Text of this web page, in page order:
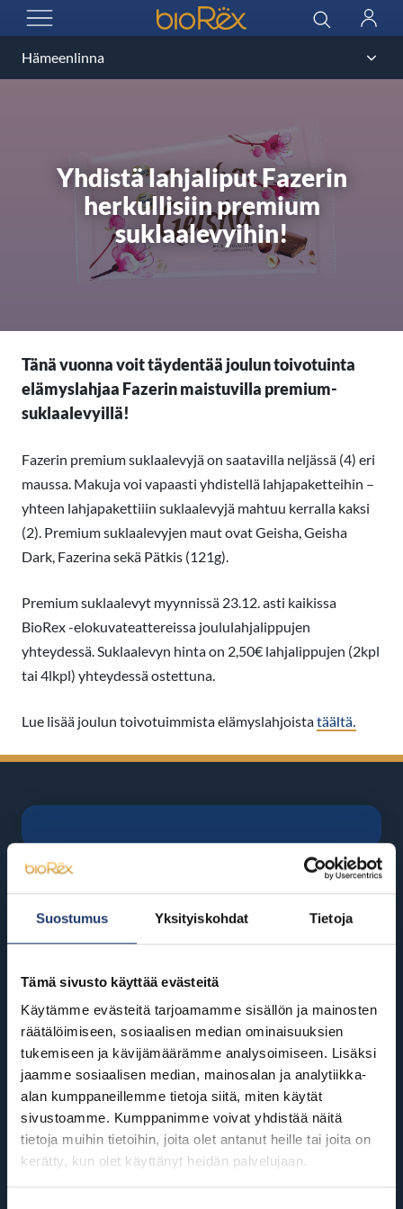
Suostumus Yksityiskohdat Tietoja
Tämä sivusto käyttää evästeitä
Käytämme evästeitä tarjoamamme sisällön ja mainosten
räätälöimiseen, sosiaalisen median ominaisuuksien
tukemiseen ja kävijämäärämme analysoimiseen. Lisäksi
jaamme sosiaalisen median, mainosalan ja analytiikka-
alan kumppaneillemme tietoja siitä, miten käytät
sivustoamme. Kumppanimme voivat yhdistää näitä
tietoja muihin tietoihin, joita olet antanut heille tai joita on
kerätty, kun olet käyttänyt heidän palvelujaan.
AVAA VALIKKO
BioRex Cinemas Haku
Yhdistä lahjaliput Fazerin
herkullisiin premium
suklaalevyihin!
Tänä vuonna voit täydentää joulun toivotuinta
elämyslahjaa Fazerin maistuvilla premium-
suklaalevyillä!
Fazerin premium suklaalevyjä on saatavilla neljässä (4) eri
maussa. Makuja voi vapaasti yhdistellä lahjapaketteihin –
yhteen lahjapakettiiin suklaalevyjä mahtuu kerralla kaksi
(2). Premium suklaalevyjen maut ovat Geisha, Geisha
Dark, Fazerina sekä Pätkis (121g).
Premium suklaalevyt myynnissä 23.12. asti kaikissa
BioRex -elokuvateattereissa joululahjalippujen
yhteydessä. Suklaalevyn hinta on 2,50€ lahjalippujen (2kpl
tai 4lkpl) yhteydessä ostettuna.
Lue lisää joulun toivotuimmista elämyslahjoistatäältä.
BioRexillä on 12 elokuvateatteria
ympäri Suomea
Helsinki
BioRex Redi
BioRex Tripla
Hyvinkää
BioRex Sveitsi
Hämeenlinna
BioRex Verkatehdas
Riihimäki
BioRex Riihimäki
Rovaniemi
BioRex Rovaniemi
Seinäjoki
BioRex Seinäjoki
Tornio